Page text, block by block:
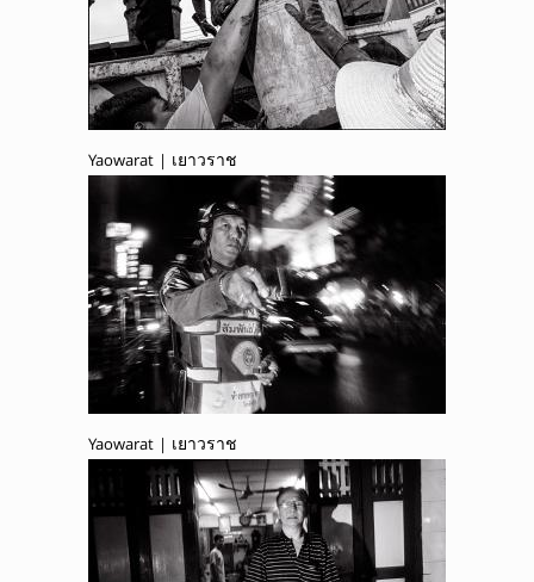
Yaowarat | เยาวราช
Yaowarat | เยาวราช